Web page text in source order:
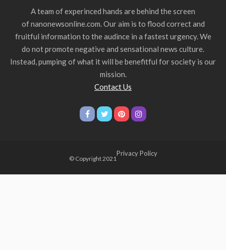
A team of experinced hands are behind the screen
of nanonewsonline.com. Our aim is to flood correct and
fruitful information to the audince in a fastest urgency. We
do not promote negative and sensational news culture.
Instead, pumping of what it will be benefitful for society is our
mission.
Contact Us
© Copyright 2021
Privacy Policy